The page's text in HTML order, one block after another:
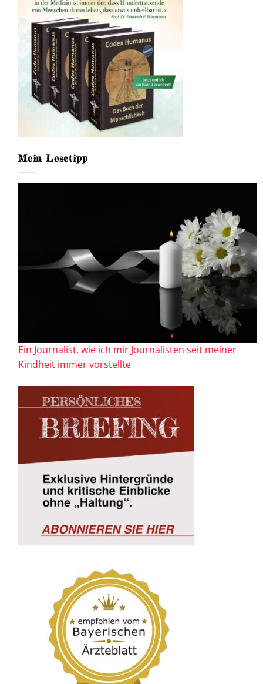
Mein Lesetipp
Ein Journalist, wie ich mir Journalisten seit meiner
Kindheit immer vorstellte